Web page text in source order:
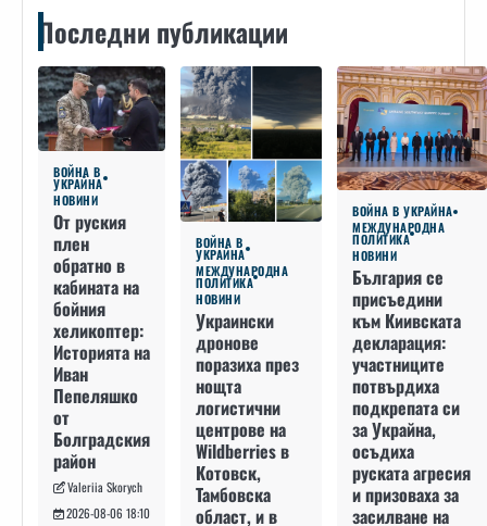
Последни публикации
ВОЙНА В
УКРАЙНА
НОВИНИ
От руския
плен
обратно в
кабината на
бойния
хеликоптер:
Историята на
Иван
Пепеляшко
от
Болградския
район
Valeriia Skorych
2026-08-06 18:10
ВОЙНА В
УКРАЙНА
МЕЖДУНАРОДНА
ПОЛИТИКА
НОВИНИ
Украински
дронове
поразиха през
нощта
логистични
центрове на
Wildberries в
Котовск,
Тамбовска
област, и в
ВОЙНА В УКРАЙНА
МЕЖДУНАРОДНА
ПОЛИТИКА
НОВИНИ
България се
присъедини
към Киивската
декларация:
участниците
потвърдиха
подкрепата си
за Украйна,
осъдиха
руската агресия
и призоваха за
засилване на